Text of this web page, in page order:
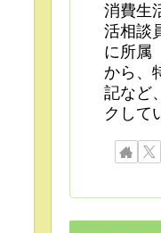
消費生
活相談
に所属
から、
記など
クして